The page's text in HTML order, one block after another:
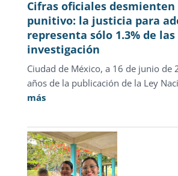
Cifras oficiales
punitivo: la justicia para
representa sólo 1.3% de
investigación
Ciudad de México, a 16 de junio de
años de la publicación de la Ley
más:
oficiales
desmienten
el
discurso